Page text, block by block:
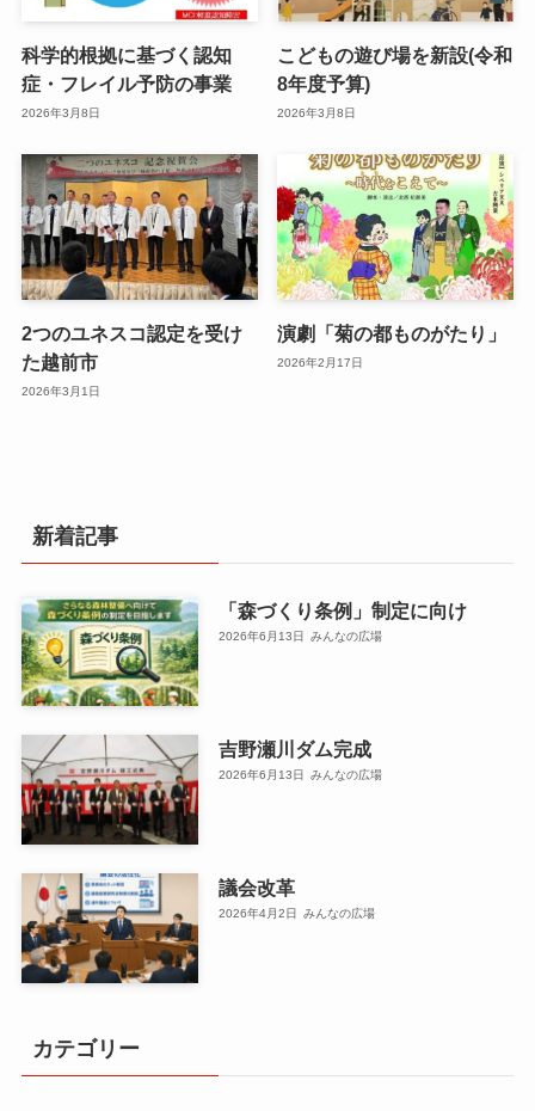
科学的根拠に基づく認知
症・フレイル予防の事業
2026年3月8日
こどもの遊び場を新設(令和
8年度予算)
2026年3月8日
2つのユネスコ認定を受け
た越前市
2026年3月1日
演劇「菊の都ものがたり」
2026年2月17日
新着記事
「森づくり条例」制定に向け
2026年6月13日 みんなの広場
吉野瀬川ダム完成
2026年6月13日 みんなの広場
議会改革
2026年4月2日 みんなの広場
カテゴリー